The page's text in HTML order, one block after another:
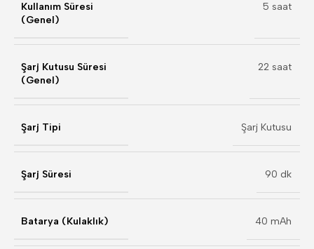
Kullanım Süresi
(Genel)
5 saat
Şarj Kutusu Süresi
(Genel)
22 saat
Şarj Tipi Şarj Kutusu
Şarj Süresi 90 dk
Batarya (Kulaklık) 40 mAh